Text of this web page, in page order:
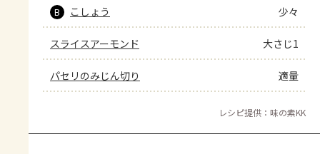
B こしょう 少々
スライスアーモンド 大さじ1
パセリのみじん切り 適量
レシピ提供：味の素KK